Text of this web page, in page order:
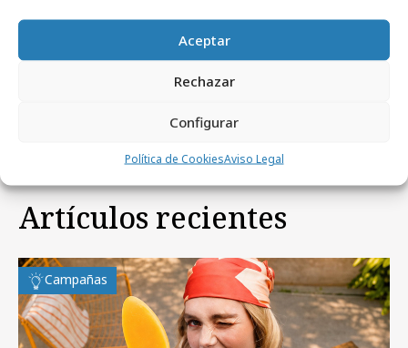
Aceptar
Rechazar
Configurar
Política de CookiesAviso Legal
ViaMichelin renueva su acuerdo de
marketing online con AdLINK Media
Artículos recientes
Campañas